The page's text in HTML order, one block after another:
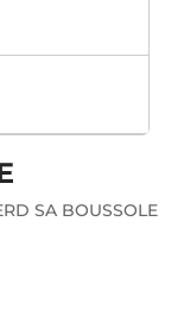
de Kharkiv.
suivants :
s’inscrit dans
SA BOUSSOLE